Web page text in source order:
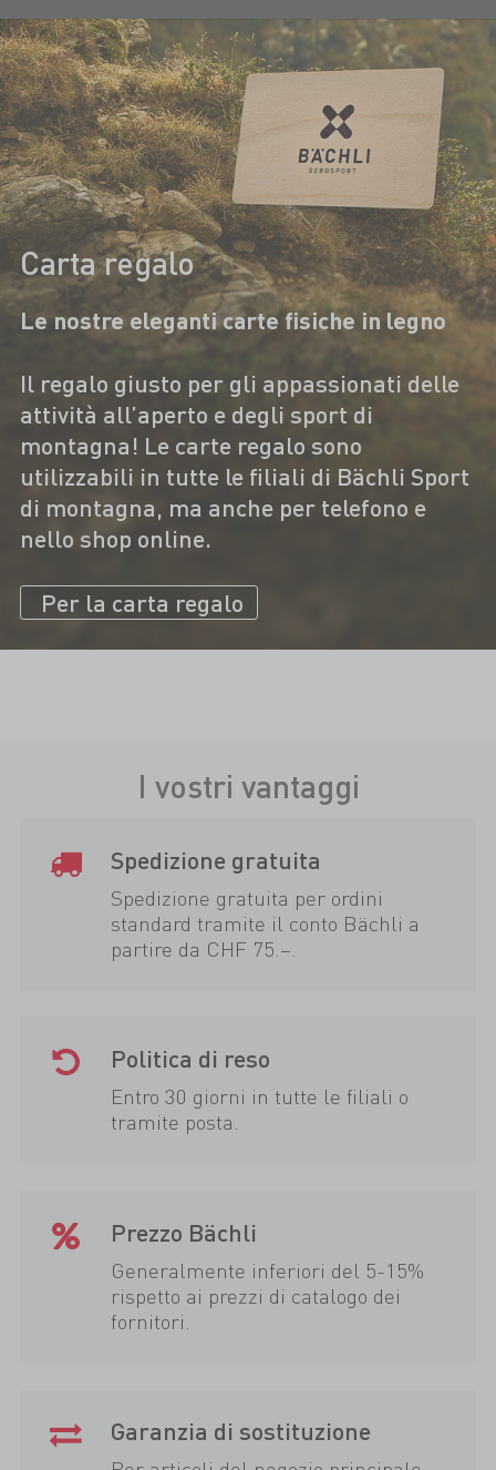
Carta regalo
Le nostre eleganti carte fisiche in legno
Il regalo giusto per gli appassionati delle
attività all’aperto e degli sport di
montagna! Le carte regalo sono
utilizzabili in tutte le filiali di Bächli Sport
di montagna, ma anche per telefono e
nello shop online.
Per la carta regalo
I vostri vantaggi
Spedizione gratuita
Spedizione gratuita per ordini
standard tramite il conto Bächli a
partire da CHF 75.–.
Politica di reso
Entro 30 giorni in tutte le filiali o
tramite posta.
Prezzo Bächli
Generalmente inferiori del 5-15%
rispetto ai prezzi di catalogo dei
fornitori.
Garanzia di sostituzione